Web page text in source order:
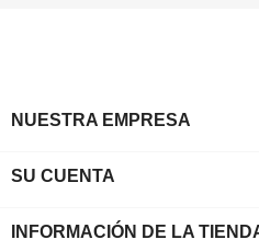
NUESTRA EMPRESA
SU CUENTA
INFORMACIÓN DE LA